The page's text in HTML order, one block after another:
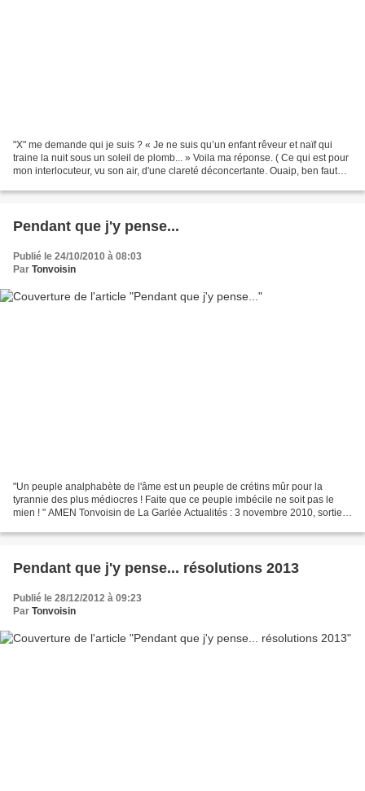
"X" me demande qui je suis ? « Je ne suis qu’un enfant rêveur et naïf qui
traine la nuit sous un soleil de plomb... » Voila ma réponse. ( Ce qui est pour
mon interlocuteur, vu son air, d'une clareté déconcertante. Ouaip, ben faut
Pendant que j'y pense...
Publié le 24/10/2010 à 08:03
Par Tonvoisin
"Un peuple analphabète de l'âme est un peuple de crétins mûr pour la
tyrannie des plus médiocres ! Faite que ce peuple imbécile ne soit pas le
mien ! " AMEN Tonvoisin de La Garlée Actualités : 3 novembre 2010, sortie
Pendant que j'y pense... résolutions 2013
Publié le 28/12/2012 à 09:23
Par Tonvoisin